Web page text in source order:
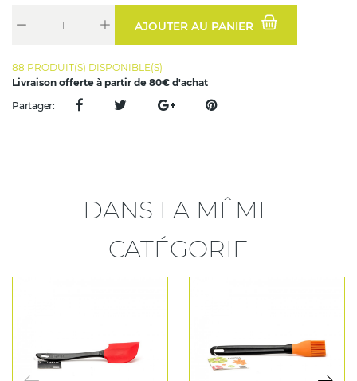
AJOUTER AU PANIER
88 PRODUIT(S) DISPONIBLE(S)
Livraison offerte à partir de 80€ d'achat
Partager:
DANS LA MÊME
CATÉGORIE